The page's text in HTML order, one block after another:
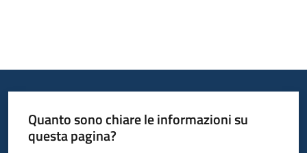
Quanto sono chiare le informazioni su
questa pagina?